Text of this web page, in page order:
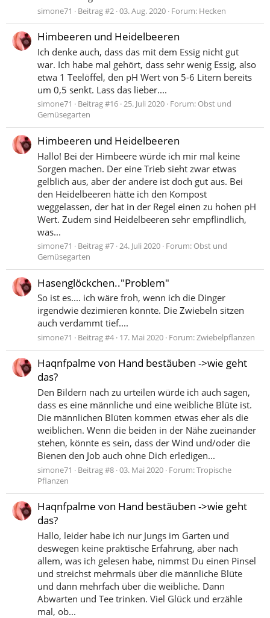
simone71 Beitrag #2 03. Aug. 2020 Forum: Hecken
Himbeeren und Heidelbeeren
Ich denke auch, dass das mit dem Essig nicht gut
war. Ich habe mal gehört, dass sehr wenig Essig, also
etwa 1 Teelöffel, den pH Wert von 5-6 Litern bereits
um 0,5 senkt. Lass das lieber....
simone71 Beitrag #16 25. Juli 2020 Forum: Obst und
Gemüsegarten
Himbeeren und Heidelbeeren
Hallo! Bei der Himbeere würde ich mir mal keine
Sorgen machen. Der eine Trieb sieht zwar etwas
gelblich aus, aber der andere ist doch gut aus. Bei
den Heidelbeeren hätte ich den Kompost
weggelassen, der hat in der Regel einen zu hohen pH
Wert. Zudem sind Heidelbeeren sehr empflindlich,
was...
simone71 Beitrag #7 24. Juli 2020 Forum: Obst und
Gemüsegarten
Hasenglöckchen.."Problem"
So ist es.... ich wäre froh, wenn ich die Dinger
irgendwie dezimieren könnte. Die Zwiebeln sitzen
auch verdammt tief....
simone71 Beitrag #4 17. Mai 2020 Forum:Zwiebelpflanzen
Haqnfpalme von Hand bestäuben ->wie geht
das?
Den Bildern nach zu urteilen würde ich auch sagen,
dass es eine männliche und eine weibliche Blüte ist.
Die männlichen Blüten kommen etwas eher als die
weiblichen. Wenn die beiden in der Nähe zueinander
stehen, könnte es sein, dass der Wind und/oder die
Bienen den Job auch ohne Dich erledigen...
simone71 Beitrag #8 03. Mai 2020 Forum:Tropische
Pflanzen
Haqnfpalme von Hand bestäuben ->wie geht
das?
Hallo, leider habe ich nur Jungs im Garten und
deswegen keine praktische Erfahrung, aber nach
allem, was ich gelesen habe, nimmst Du einen Pinsel
und streichst mehrmals über die männliche Blüte
und dann mehrfach über die weibliche. Dann
Abwarten und Tee trinken. Viel Glück und erzähle
mal, ob...